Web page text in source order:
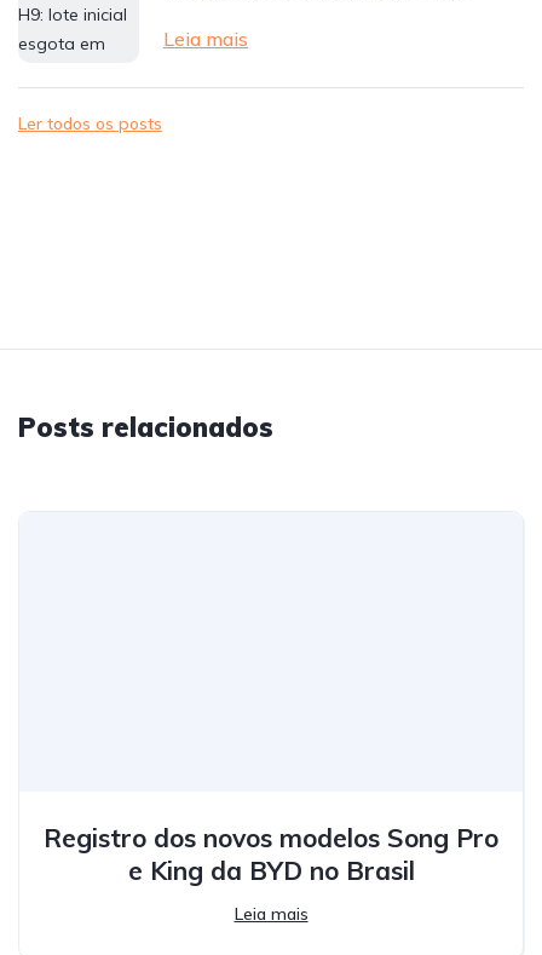
Leia mais
Ler todos os posts
Posts relacionados
Registro dos novos modelos Song Pro
e King da BYD no Brasil
Leia mais